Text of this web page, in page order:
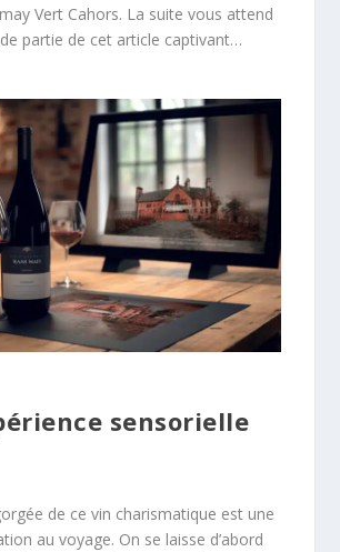
Vert Cahors. La suite vous attend
partie de cet article captivant…
sensorielle
de ce vin charismatique est une
au voyage. On se laisse d’abord